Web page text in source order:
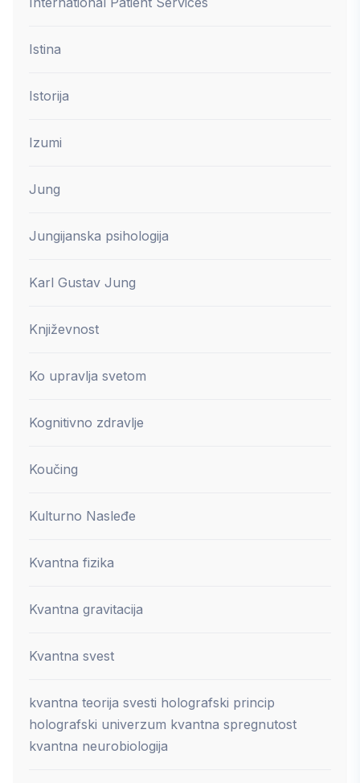
Istina
Istorija
Izumi
Jung
Jungijanska psihologija
Karl Gustav Jung
Književnost
Ko upravlja svetom
Kognitivno zdravlje
Koučing
Kulturno Nasleđe
Kvantna fizika
Kvantna gravitacija
Kvantna svest
kvantna teorija svesti holografski princip
holografski univerzum kvantna spregnutost
kvantna neurobiologija